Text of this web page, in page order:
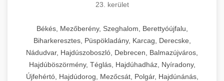
23. kerület
Békés, Mezőberény, Szeghalom, Berettyóújfalu,
Biharkeresztes, Püspökladány, Karcag, Derecske,
Nádudvar, Hajdúszoboszló, Debrecen, Balmazújváros,
Hajdúböszörmény, Téglás, Hajdúhadház, Nyíradony,
Újfehértó, Hajdúdorog, Mezőcsát, Polgár, Hajdúnánás,